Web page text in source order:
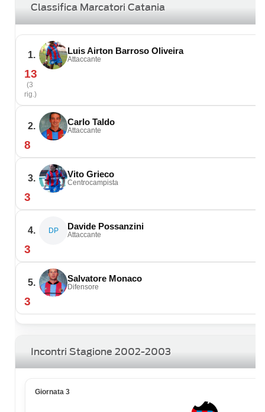
Classifica Marcatori Catania
1. Luis Airton Barroso Oliveira
Attaccante
13
(3
rig.)
2. Carlo Taldo
Attaccante
8
3. Vito Grieco
Centrocampista
3
4. DP Davide Possanzini
Attaccante
3
5. Salvatore Monaco
Difensore
3
Incontri Stagione 2002-2003
Giornata 3